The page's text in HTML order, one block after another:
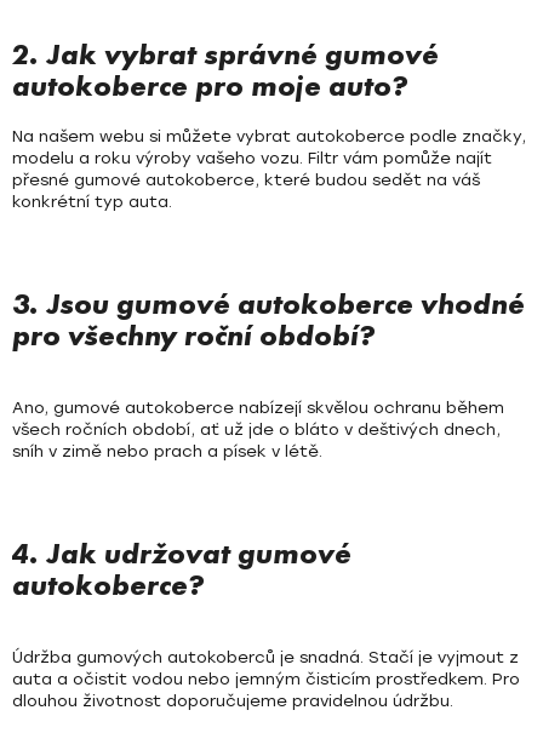
2. Jak vybrat správné gumové
autokoberce pro moje auto?
Na našem webu si můžete vybrat autokoberce podle značky,
modelu a roku výroby vašeho vozu. Filtr vám pomůže najít
přesné gumové autokoberce, které budou sedět na váš
konkrétní typ auta.
3. Jsou gumové autokoberce vhodné
pro všechny roční období?
Ano, gumové autokoberce nabízejí skvělou ochranu během
všech ročních období, ať už jde o bláto v deštivých dnech,
sníh v zimě nebo prach a písek v létě.
4. Jak udržovat gumové
autokoberce?
Údržba gumových autokoberců je snadná. Stačí je vyjmout z
auta a očistit vodou nebo jemným čisticím prostředkem. Pro
dlouhou životnost doporučujeme pravidelnou údržbu.